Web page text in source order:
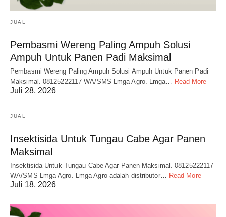
JUAL
Pembasmi Wereng Paling Ampuh Solusi
Ampuh Untuk Panen Padi Maksimal
Pembasmi Wereng Paling Ampuh Solusi Ampuh Untuk Panen Padi
Maksimal. 08125222117 WA/SMS Lmga Agro. Lmga… Read More
Juli 28, 2026
JUAL
Insektisida Untuk Tungau Cabe Agar Panen
Maksimal
Insektisida Untuk Tungau Cabe Agar Panen Maksimal. 08125222117
WA/SMS Lmga Agro. Lmga Agro adalah distributor… Read More
Juli 18, 2026